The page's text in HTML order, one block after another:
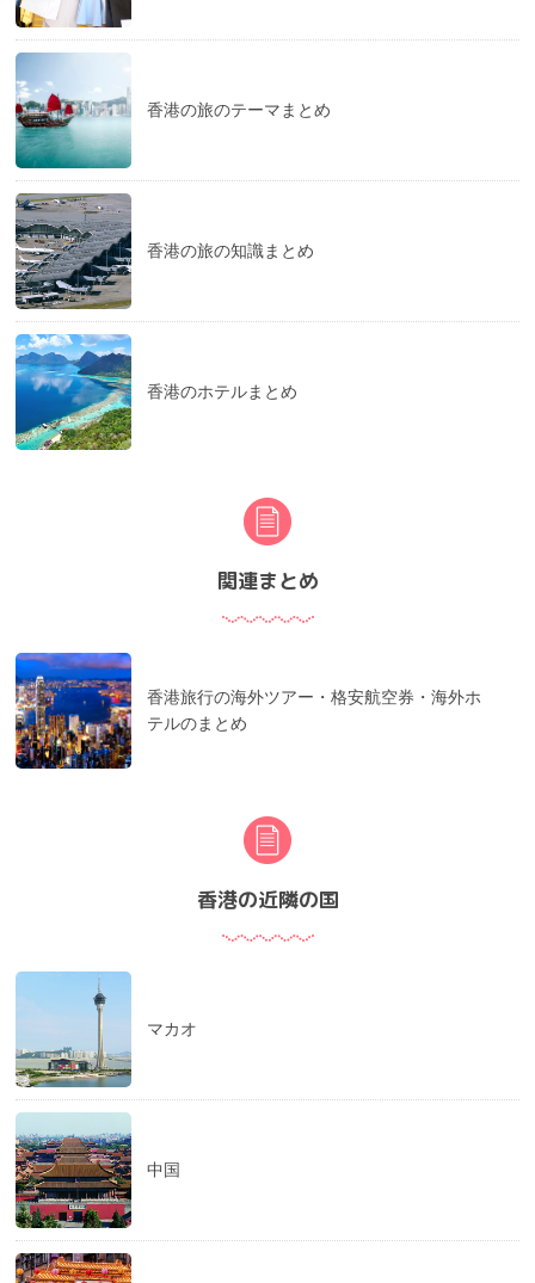
香港の旅のテーマまとめ
香港の旅の知識まとめ
香港のホテルまとめ
関連まとめ
香港旅行の海外ツアー・格安航空券・海外ホ
テルのまとめ
香港の近隣の国
マカオ
中国